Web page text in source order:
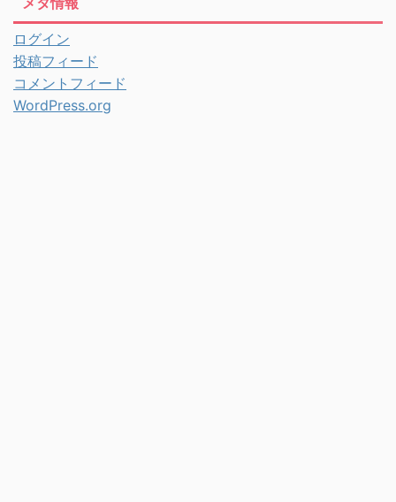
ログイン
投稿フィード
コメントフィード
WordPress.org